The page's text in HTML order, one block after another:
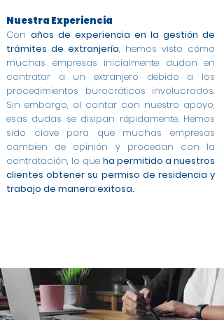
Nuestra Experiencia
Con años de experiencia en la gestión de
trámites de extranjería, hemos visto cómo
muchas empresas inicialmente dudan en
contratar a un extranjero debido a los
procedimientos burocráticos involucrados.
Sin embargo, al contar con nuestro apoyo,
esas dudas se disipan rápidamente. Hemos
sido clave para que muchas empresas
cambien de opinión y procedan con la
contratación, lo que ha permitido a nuestros
clientes obtener su permiso de residencia y
trabajo de manera exitosa.